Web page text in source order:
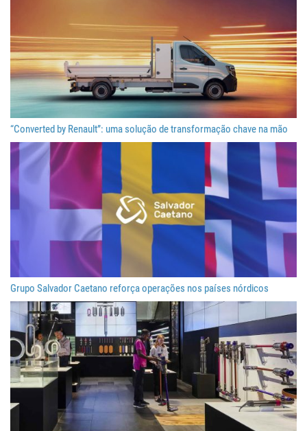
“Converted by Renault”: uma solução de transformação chave na mão
Grupo Salvador Caetano reforça operações nos países nórdicos